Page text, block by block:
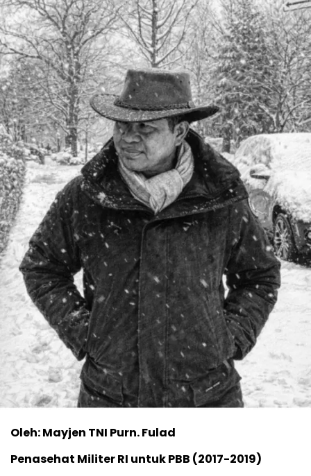
Oleh: Mayjen TNI Purn. Fulad
Penasehat Militer RI untuk PBB (2017-2019)